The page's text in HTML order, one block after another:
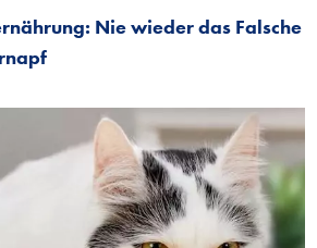
Nie wieder das Falsche